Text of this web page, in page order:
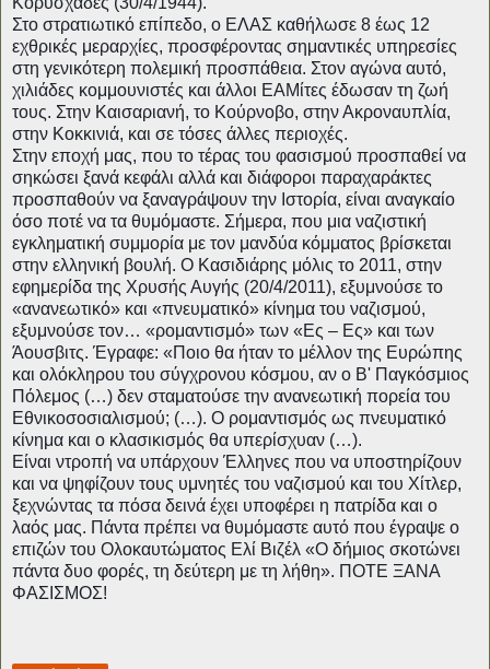
Στο στρατιωτικό επίπεδο, ο ΕΛΑΣ καθήλωσε 8 έως 12
εχθρικές μεραρχίες, προσφέροντας σημαντικές υπηρεσίες
στη γενικότερη πολεμική προσπάθεια. Στον αγώνα αυτό,
χιλιάδες κομμουνιστές και άλλοι ΕΑΜίτες έδωσαν τη ζωή
τους. Στην Καισαριανή, το Κούρνοβο, στην Ακροναυπλία,
στην Κοκκινιά, και σε τόσες άλλες περιοχές.
Στην εποχή μας, που το τέρας του φασισμού προσπαθεί να
σηκώσει ξανά κεφάλι αλλά και διάφοροι παραχαράκτες
προσπαθούν να ξαναγράψουν την Ιστορία, είναι αναγκαίο
όσο ποτέ να τα θυμόμαστε. Σήμερα, που μια ναζιστική
εγκληματική συμμορία με τον μανδύα κόμματος βρίσκεται
στην ελληνική βουλή. Ο Κασιδιάρης μόλις το 2011, στην
εφημερίδα της Χρυσής Αυγής (20/4/2011), εξυμνούσε το
«ανανεωτικό» και «πνευματικό» κίνημα του ναζισμού,
εξυμνούσε τον… «ρομαντισμό» των «Ες – Ες» και των
Άουσβιτς. Έγραφε: «Ποιο θα ήταν το μέλλον της Ευρώπης
και ολόκληρου του σύγχρονου κόσμου, αν ο Β' Παγκόσμιος
Πόλεμος (…) δεν σταματούσε την ανανεωτική πορεία του
Εθνικοσοσιαλισμού; (…). Ο ρομαντισμός ως πνευματικό
κίνημα και ο κλασικισμός θα υπερίσχυαν (…).
Είναι ντροπή να υπάρχουν Έλληνες που να υποστηρίζουν
και να ψηφίζουν τους υμνητές του ναζισμού και του Χίτλερ,
ξεχνώντας τα πόσα δεινά έχει υποφέρει η πατρίδα και ο
λαός μας. Πάντα πρέπει να θυμόμαστε αυτό που έγραψε ο
επιζών του Ολοκαυτώματος Ελί Βιζέλ «Ο δήμιος σκοτώνει
πάντα δυο φορές, τη δεύτερη με τη λήθη». ΠΟΤΕ ΞΑΝΑ
ΦΑΣΙΣΜΟΣ!